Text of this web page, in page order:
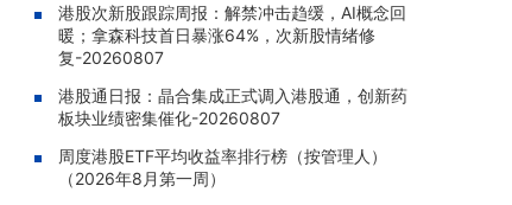
08-07 21:26 |赤峰黄金(06693.HK)：暂停运营
老挝勐康稀土项目，2025年该项目归母净亏损
人民币5,406万元
08-07 20:07 | 灵宝黄金(03330.HK)：新疆哈巴
河勘查取得重大进展，保有金金属量由13.20吨
跃升至53.94吨
08-07 20:04 | 迅策(03317.HK)：与天合算力订
港股次新股跟踪周报：解禁冲击趋缓，AI概念回
暖；拿森科技首日暴涨64%，次新股情绪修
复-20260807
港股通日报：晶合集成正式调入港股通，创新药
板块业绩密集催化-20260807
周度港股ETF平均收益率排行榜（按管理人）
（2026年8月第一周）